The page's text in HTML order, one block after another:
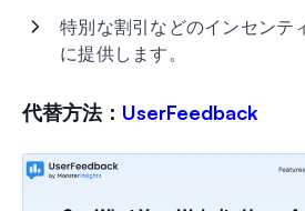
特別な割引などのインセンテ
に提供します。
代替方法： UserFeedback